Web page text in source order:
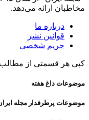
مخاطبان ارائه می‌دهد.
درباره ما
قوانین نشر
حریم شخصی
کپی هر قسمتی از مطالب
موضوعات داغ هفته
موضوعات پرطرفدار مجله